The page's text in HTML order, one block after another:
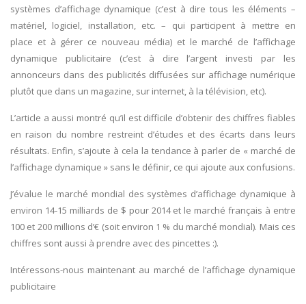
systèmes d’affichage dynamique (c’est à dire tous les éléments –
matériel, logiciel, installation, etc. – qui participent à mettre en
place et à gérer ce nouveau média) et le marché de l’affichage
dynamique publicitaire (c’est à dire l’argent investi par les
annonceurs dans des publicités diffusées sur affichage numérique
plutôt que dans un magazine, sur internet, à la télévision, etc).
L’article a aussi montré qu’il est difficile d’obtenir des chiffres fiables
en raison du nombre restreint d’études et des écarts dans leurs
résultats. Enfin, s’ajoute à cela la tendance à parler de « marché de
l’affichage dynamique » sans le définir, ce qui ajoute aux confusions.
J’évalue le marché mondial des systèmes d’affichage dynamique à
environ 14-15 milliards de $ pour 2014 et le marché français à entre
100 et 200 millions d’€ (soit environ 1 % du marché mondial). Mais ces
chiffres sont aussi à prendre avec des pincettes :).
Intéressons-nous maintenant au marché de l’affichage dynamique
publicitaire